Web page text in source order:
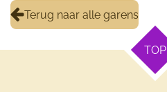
Terug naar alle garens
TOP